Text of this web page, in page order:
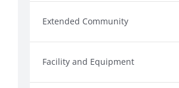
Extended Community
Facility and Equipment